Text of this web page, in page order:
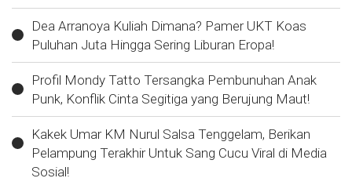
Dea Arranoya Kuliah Dimana? Pamer UKT Koas
Puluhan Juta Hingga Sering Liburan Eropa!
Profil Mondy Tatto Tersangka Pembunuhan Anak
Punk, Konflik Cinta Segitiga yang Berujung Maut!
Kakek Umar KM Nurul Salsa Tenggelam, Berikan
Pelampung Terakhir Untuk Sang Cucu Viral di Media
Sosial!